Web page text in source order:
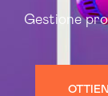
Gestione